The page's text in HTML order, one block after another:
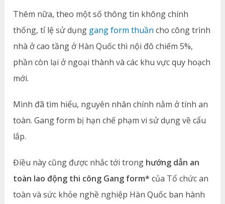
Thêm nữa, theo một số thông tin không chính
thống, tỉ lệ sử dụng gang form thuần cho công trình
nhà ở cao tầng ở Hàn Quốc thì nội đô chiếm 5%,
phần còn lại ở ngoại thành và các khu vực quy hoạch
mới.
Mình đã tìm hiểu, nguyên nhân chính nằm ở tính an
toàn. Gang form bị hạn chế phạm vi sử dụng về cẩu
lắp.
Điều này cũng được nhắc tới trong hướng dẫn an
toàn lao động thi công Gang form* của Tổ chức an
toàn và sức khỏe nghề nghiệp Hàn Quốc ban hành